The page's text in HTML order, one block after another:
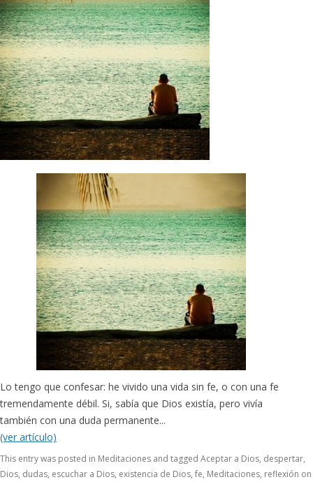
Lo tengo que confesar: he vivido una vida sin fe, o con una fe
tremendamente débil. Si, sabía que Dios existía, pero vivía
también con una duda permanente...
(ver artículo)
This entry was posted in Meditaciones and tagged Aceptar a Dios, despertar,
Dios, dudas, escuchar a Dios, existencia de Dios, fe, Meditaciones, reflexión on